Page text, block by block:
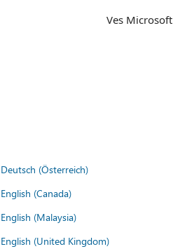
Ves Microsoft
Deutsch (Österreich)
English (Canada)
English (Malaysia)
English (United Kingdom)